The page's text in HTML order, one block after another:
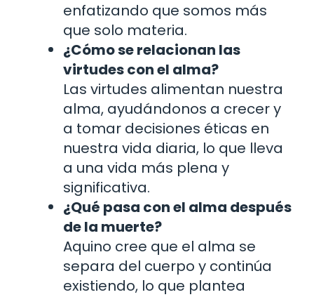
enfatizando que somos más
que solo materia.
¿Cómo se relacionan las
virtudes con el alma?
Las virtudes alimentan nuestra
alma, ayudándonos a crecer y
a tomar decisiones éticas en
nuestra vida diaria, lo que lleva
a una vida más plena y
significativa.
¿Qué pasa con el alma después
de la muerte?
Aquino cree que el alma se
separa del cuerpo y continúa
existiendo, lo que plantea